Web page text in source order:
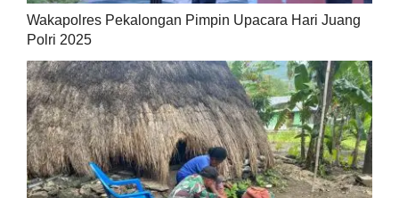
Wakapolres Pekalongan Pimpin Upacara Hari Juang
Polri 2025